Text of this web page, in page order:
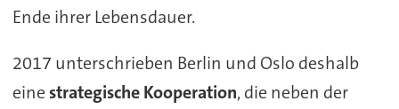
Ende ihrer Lebensdauer.
2017 unterschrieben Berlin und Oslo deshalb
einestrategische Kooperation, die neben der